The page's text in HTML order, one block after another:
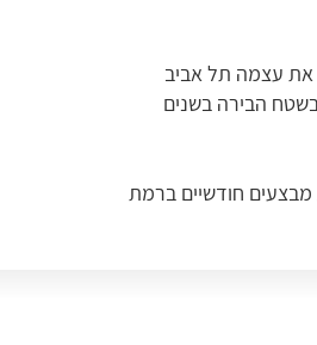
את עצמה תל אביב
צווי בטיחות שחולקו באתרי הבנייה בשטח הבירה בשנים
מבצעים חודשיים ברמת